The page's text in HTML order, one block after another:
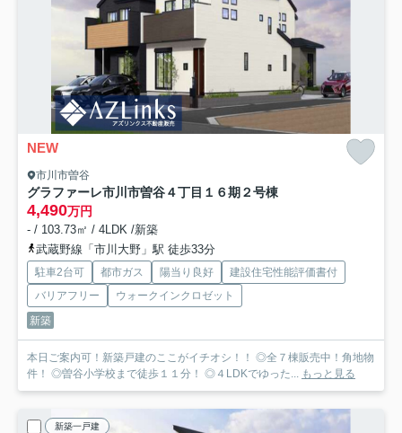
NEW
市川市曽谷
グラファーレ市川市曽谷４丁目１６期 ２号棟
4,490万円
- / 103.73㎡ / 4LDK /新築
武蔵野線「市川大野」駅 徒歩33分
駐車2台可 都市ガス 陽当り良好
建設住宅性能評価書付
バリアフリー
ウォークインクロゼット
新築
本日ご案内可！新築戸建のここがイチオシ！！ ◎全７棟販売中！角地物
件！ ◎曽谷小学校まで徒歩１１分！ ◎４LDKでゆった... もっと見る
新築一戸建